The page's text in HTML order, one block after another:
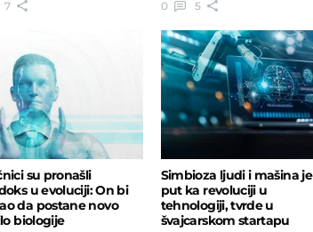
7 0 5
su pronašli
u evoluciji: On bi
da postane novo
biologije
Simbioza ljudi i mašina je
put ka revoluciji u
tehnologiji, tvrde u
švajcarskom startapu